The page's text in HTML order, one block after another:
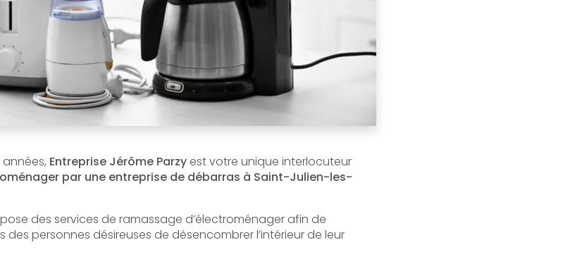
Entreprise Jérôme Parzy est votre unique interlocuteur
par une entreprise de débarras à Saint-Julien-les-
des services de ramassage d’électroménager afin de
personnes désireuses de désencombrer l’intérieur de leur